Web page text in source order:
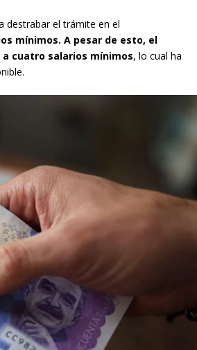
destrabar el trámite en el
mínimos. A pesar de esto, el
cuatro salarios mínimos, lo cual ha